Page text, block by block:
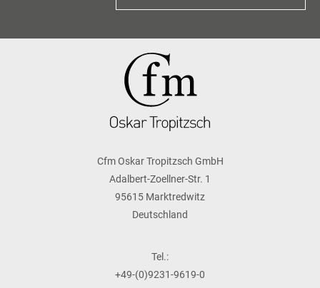
Cfm Oskar Tropitzsch GmbH
Adalbert-Zoellner-Str. 1
95615 Marktredwitz
Deutschland
Tel.:
+49-(0)9231-9619-0